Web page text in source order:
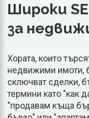
Широки
за
Хората, които
недвижими имоти,
сключват сделки,
термини като "как
"продавам къща